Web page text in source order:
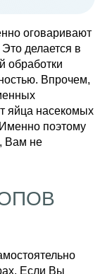
оговаривают
делается в
обработки
Впрочем,
яйца насекомых
поэтому
Вам не
Если Вы